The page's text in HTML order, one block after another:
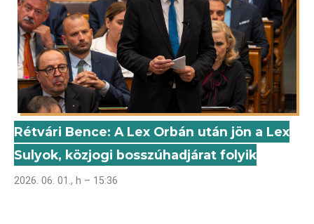
Rétvári Bence: A Lex Orbán után jön a Lex
Sulyok, közjogi bosszúhadjárat folyik
2026. 06. 01., h – 15:36